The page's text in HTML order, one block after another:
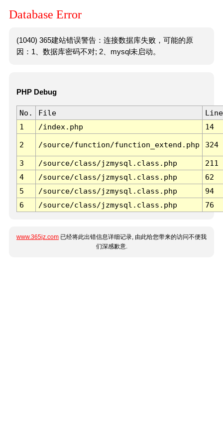
Database Error
(1040) 365建站错误警告：连接数据库失败，可能的原
因：1、数据库密码不对; 2、mysql未启动。
PHP Debug
No. File
Line
1
/index.php 14
2 /source/function/function_extend.php 324
3 /source/class/jzmysql.class.php
211
4
/source/class/jzmysql.class.php
62
5
/source/class/jzmysql.class.php
94
6
/source/class/jzmysql.class.php 76
www.365jz.com 已经将此出错信息详细记录, 由此给您带来的访问不便我
们深感歉意.